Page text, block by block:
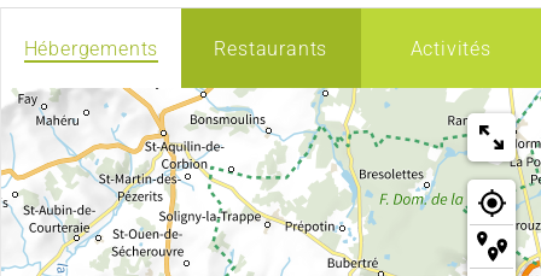
Hébergements Restaurants Activités